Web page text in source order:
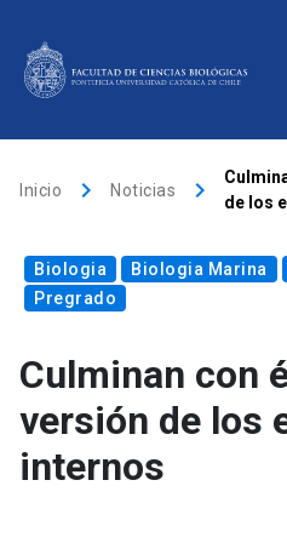
Mi portal UC launch Correo
Quiénes somos
Inicio keyboard_arrow_right Noticias keyboard_arrow_right
de los
Biologia Biologia Marina
Pregrado
Culminan con
versión de los
internos